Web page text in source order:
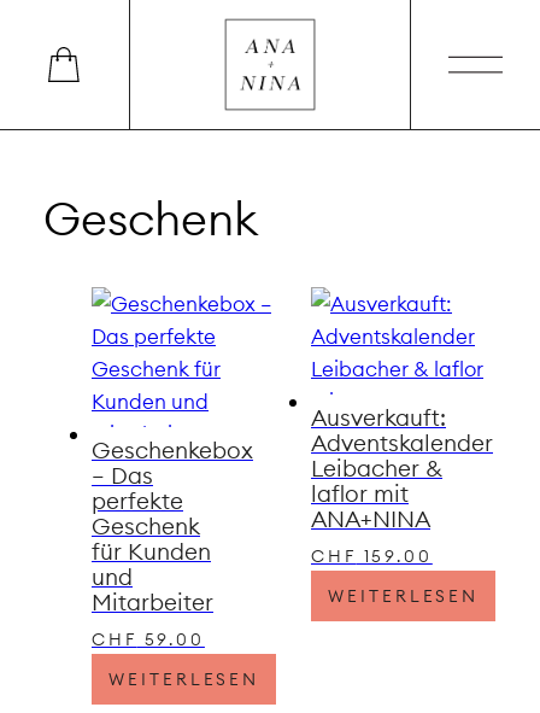
Geschenk
Geschenkebox
– Das
perfekte
Geschenk
für Kunden
und
Mitarbeiter
CHF 59.00
WEITERLESEN
Ausverkauft:
Adventskalender
Leibacher &
laflor mit
ANA+NINA
CHF 159.00
WEITERLESEN